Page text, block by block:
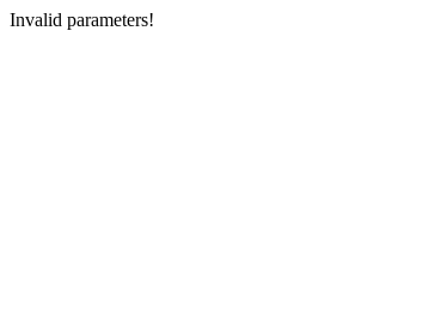
Invalid parameters!